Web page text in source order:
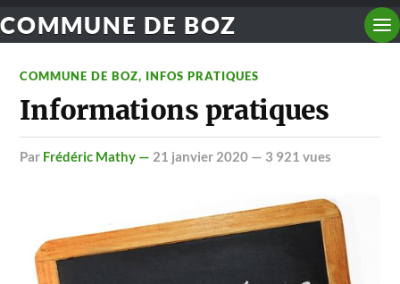
COMMUNE DE BOZ
COMMUNE DE BOZ, INFOS PRATIQUES
Informations pratiques
par Frédéric Mathy — 21 janvier 2020 — 3 921 vues